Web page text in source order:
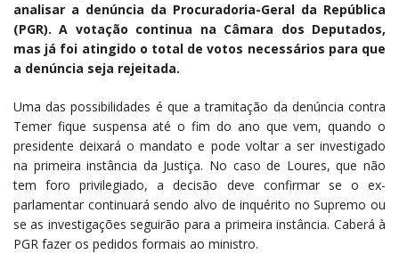
analisar a denúncia da Procuradoria-Geral da República
(PGR). A votação continua na Câmara dos Deputados,
mas já foi atingido o total de votos necessários para que
a denúncia seja rejeitada.
Uma das possibilidades é que a tramitação da denúncia contra
Temer fique suspensa até o fim do ano que vem, quando o
presidente deixará o mandato e pode voltar a ser investigado
na primeira instância da Justiça. No caso de Loures, que não
tem foro privilegiado, a decisão deve confirmar se o ex-
parlamentar continuará sendo alvo de inquérito no Supremo ou
se as investigações seguirão para a primeira instância. Caberá à
PGR fazer os pedidos formais ao ministro.